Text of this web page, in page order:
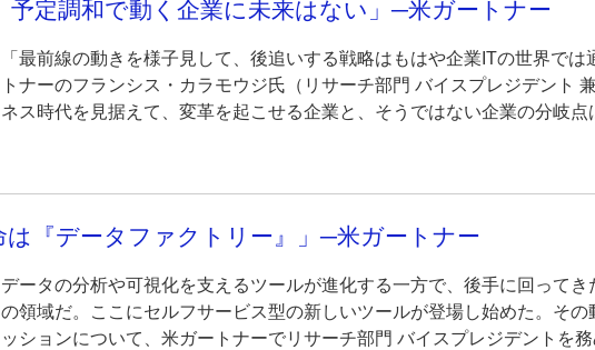
予定調和で動く企業に未来はない」─米ガートナー
「最前線の動きを様子見して、後追いする戦略はもはや企業ITの世界で
トナーのフランシス・カラモウジ氏（リサーチ部門 バイスプレジデント
ネス時代を見据えて、変革を起こせる企業と、そうではない企業の分岐点
は『データファクトリー』」─米ガートナー
データの分析や可視化を支えるツールが進化する一方で、後手に回ってき
の領域だ。ここにセルフサービス型の新しいツールが登場し始めた。そ
ッションについて、米ガートナーでリサーチ部門 バイスプレジデントを